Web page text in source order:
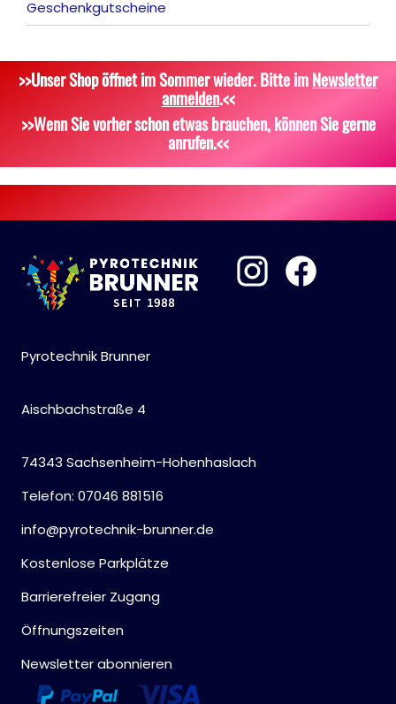
Tischfeuerwerk
Dekoration, Knicklichter
Platzpatronen
Zubehör
Alle anzeigen
Attrappen
Geschenkgutscheine
>>Unser Shop öffnet im Sommer wieder. Bitte imNewsletter
anmelden.<<
>>Wenn Sie vorher schon etwas brauchen, können Sie gerne
anrufen.<<
Pyrotechnik Brunner
Aischbachstraße 4
74343 Sachsenheim-Hohenhaslach
Telefon: 07046 881516
info@pyrotechnik-brunner.de
Kostenlose Parkplätze
Barrierefreier Zugang
Öffnungszeiten
Newsletter abonnieren